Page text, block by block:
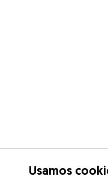
Usamos